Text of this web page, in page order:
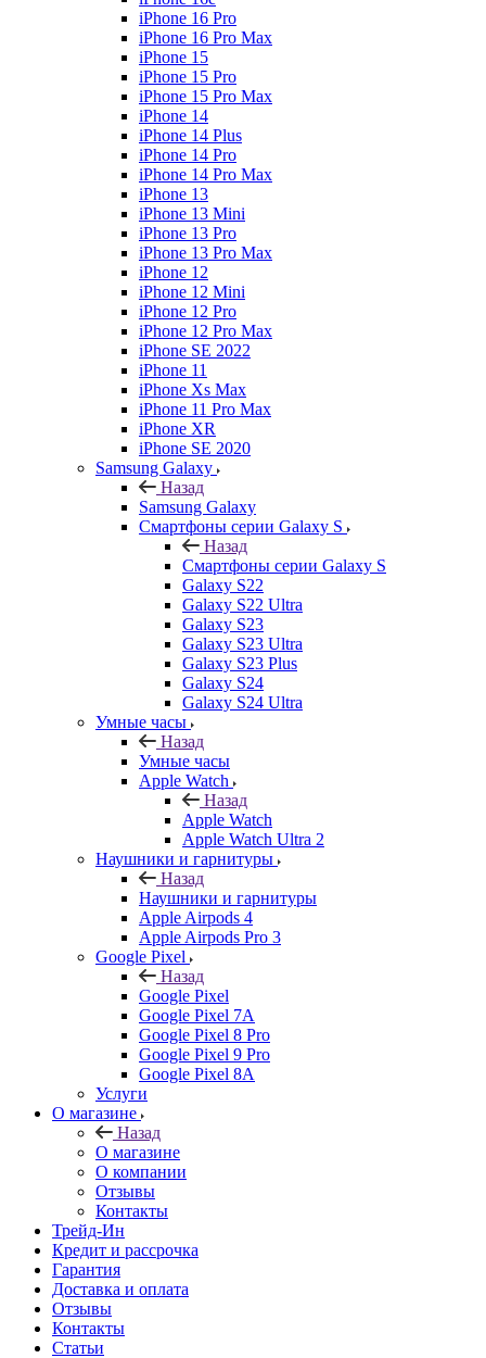
iPhone 16 Pro
iPhone 16 Pro Max
iPhone 15
iPhone 15 Pro
iPhone 15 Pro Max
iPhone 14
iPhone 14 Plus
iPhone 14 Pro
iPhone 14 Pro Max
iPhone 13
iPhone 13 Mini
iPhone 13 Pro
iPhone 13 Pro Max
iPhone 12
iPhone 12 Mini
iPhone 12 Pro
iPhone 12 Pro Max
iPhone SE 2022
iPhone 11
iPhone Xs Max
iPhone 11 Pro Max
iPhone XR
iPhone SE 2020
Samsung Galaxy
Назад
Samsung Galaxy
Смартфоны серии Galaxy S
Назад
Смартфоны серии Galaxy S
Galaxy S22
Galaxy S22 Ultra
Galaxy S23
Galaxy S23 Ultra
Galaxy S23 Plus
Galaxy S24
Galaxy S24 Ultra
Умные часы
Назад
Умные часы
Apple Watch
Назад
Apple Watch
Apple Watch Ultra 2
Наушники и гарнитуры
Назад
Наушники и гарнитуры
Apple Airpods 4
Apple Airpods Pro 3
Google Pixel
Назад
Google Pixel
Google Pixel 7А
Google Pixel 8 Pro
Google Pixel 9 Pro
Google Pixel 8A
Услуги
О магазине
Назад
О магазине
О компании
Отзывы
Контакты
Трейд-Ин
Кредит и рассрочка
Гарантия
Доставка и оплата
Отзывы
Контакты
Статьи